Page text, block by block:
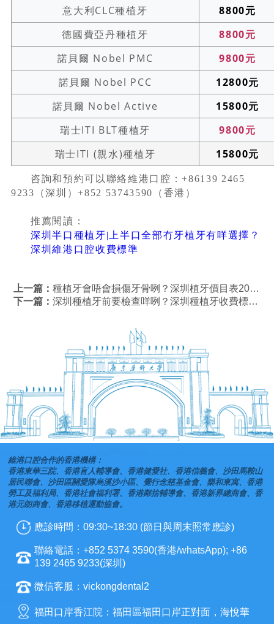
意大利CLC種植牙
8800元
德國費亞丹種植牙
8800元
諾貝爾 Nobel PMC
9800元
諾貝爾 Nobel PCC
12800元
諾貝爾 Nobel Active
15800元
瑞士ITI BLT種植牙
9800元
瑞士ITI (親水)種植牙
15800元
咨詢和預約可以聯絡維港口腔：+86139 2465
9233（深圳）+852 53743590（香港）
推薦閱讀：
深圳半口種植牙|上半口全部冇牙植牙有咩選擇？
深圳維港口腔收費標準
上一篇：種植牙會唔會損傷牙骨咧？深圳植牙價目表2023
下一篇：深圳種植牙前要檢查咩咧？深圳種植牙收費標準2023
維港口腔合作的香港機構：
香港東華三院、香港盲人輔導會、香港健愛社、香港信義會、沙田馬鞍山
居民聯會、沙田區關愛隊烏溪沙小區、覺行念慈基金會、樂和東寓、香港
勞工及福利局、香港社會福利署、香港鄰捨輔導會、香港新界總商會、香
港元朗商會、香港移植運動協會。
應診時間：09:30~18:30 (節日與周末照常應診)
聯絡電話：+852 5374 3590(香港/whatsApp); +86
139 2465 9233(深圳)
微信客服：vickongdental2
福田口岸香江院：福田區福田口岸正對面，海悅華